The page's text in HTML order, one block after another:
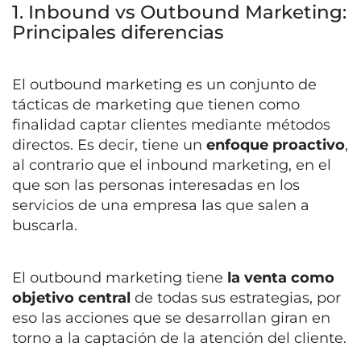
1. Inbound vs Outbound Marketing:
Principales diferencias
El outbound marketing es un conjunto de
tácticas de marketing que tienen como
finalidad captar clientes mediante métodos
directos. Es decir, tiene un enfoque proactivo,
al contrario que el inbound marketing, en el
que son las personas interesadas en los
servicios de una empresa las que salen a
buscarla.
El outbound marketing tiene la venta como
objetivo central de todas sus estrategias, por
eso las acciones que se desarrollan giran en
torno a la captación de la atención del cliente.